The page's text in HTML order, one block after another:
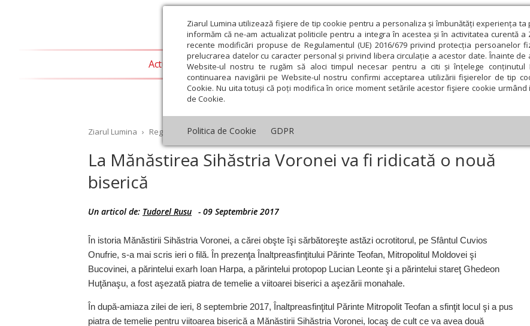
Ziarul Lumina utilizează fişiere de tip cookie pentru a personaliza și îmbunătăți experiența ta
informăm că ne-am actualizat politicile pentru a integra în acestea și în activitatea curentă a
recente modificări propuse de Regulamentul (UE) 2016/679 privind protecția persoanelor
prelucrarea datelor cu caracter personal și privind libera circulație a acestor date. Înainte de
Website-ul nostru te rugăm să aloci timpul necesar pentru a citi și înțelege conținutul
continuarea navigării pe Website-ul nostru confirmi acceptarea utilizării fişierelor de tip
Cookie. Nu uita totuși că poți modifica în orice moment setările acestor fişiere cookie
de Cookie.
Politica de Cookie GDPR
Actualitate religioasă Teologie și spiritualitate Educaţie și Cultură
Ziarul Lumina › Regionale › Moldova › La Mănăstirea Sihăstria Voronei va fi ridicată o nouă biserică
La Mănăstirea Sihăstria Voronei va fi ridicată o nouă
biserică
Un articol de: Tudorel Rusu - 09 Septembrie 2017
În istoria Mănăstirii Sihăstria Voronei, a cărei obşte îşi sărbătoreşte astăzi ocrotitorul, pe Sfântul Cuvios
Onufrie, s-a mai scris ieri o filă. În prezenţa Înaltpreasfinţitului Părinte Teofan, Mitropolitul Moldovei şi
Bucovinei, a părintelui exarh Ioan Harpa, a părintelui protopop Lucian Leonte şi a părintelui stareţ Ghedeon
Huţănaşu, a fost aşezată piatra de temelie a viitoarei biserici a aşezării monahale.
În după-amiaza zilei de ieri, 8 septembrie 2017, Înaltpreasfinţitul Părinte Mitropolit Teofan a sfinţit locul şi a pus
piatra de temelie pentru viitoarea biserică a Mănăstirii Sihăstria Voronei, locaş de cult ce va avea două